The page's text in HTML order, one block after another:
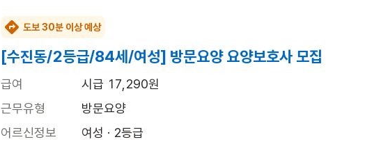
도보 30분 이상 예상
[수진동/2등급/84세/여성] 방문요양 요양보호사 모집
급여
시급 17,290원
근무유형
방문요양
어르신정보
여성 · 2등급